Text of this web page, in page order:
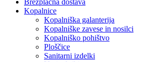
Brezplačna dostava
Kopalnice
Kopalniška galanterija
Kopalniške zavese in nosilci
Kopalniško pohištvo
Ploščice
Sanitarni izdelki